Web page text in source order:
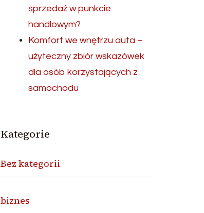
sprzedaż w punkcie
handlowym?
Komfort we wnętrzu auta –
użyteczny zbiór wskazówek
dla osób korzystających z
samochodu
Kategorie
Bez kategorii
biznes